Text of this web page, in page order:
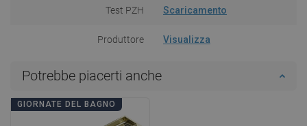
Test PZH Scaricamento
Produttore Visualizza
Potrebbe piacerti anche
GIORNATE DEL BAGNO